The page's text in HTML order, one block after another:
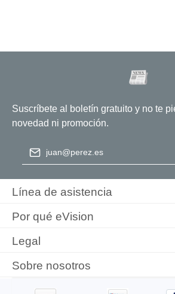
Suscríbete al boletín gratuito y no te
novedad ni promoción.
Dirección de correo electrónico
términos y condiciones generales
Línea de asistencia
Por qué eVision
Legal
Sobre nosotros